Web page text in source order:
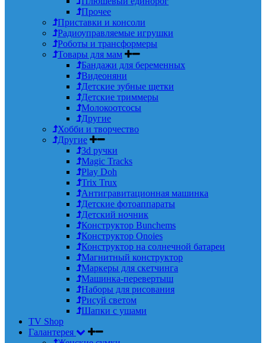
Прочее
Приставки и консоли
Радиоуправляемые игрушки
Роботы и трансформеры
Товары для мам
Бандажи для беременных
Видеоняни
Детские зубные щетки
Детские триммеры
Молокоотсосы
Другие
Хобби и творчество
Другие
3d ручки
Magic Tracks
Play Doh
Trix Trux
Антигравитационная машинка
Детские фотоаппараты
Детский ночник
Конструктор Bunchems
Конструктор Onoies
Конструктор на солнечной батареи
Магнитный конструктор
Маркеры для скетчинга
Машинка-перевертыш
Наборы для рисования
Рисуй светом
Шапки с ушами
TV Shop
Галантерея